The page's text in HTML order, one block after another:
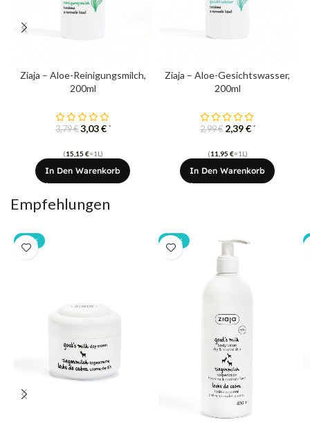
Ziaja – Aloe-Reinigungsmilch,
200ml
3,79€ 3,03€ *
(15,15 €=1L)
In Den Warenkorb
Ziaja – Aloe-Gesichtswasser,
200ml
2,99€ 2,39€ *
(11,95 €=1L)
In Den Warenkorb
Empfehlungen
-20% -20%